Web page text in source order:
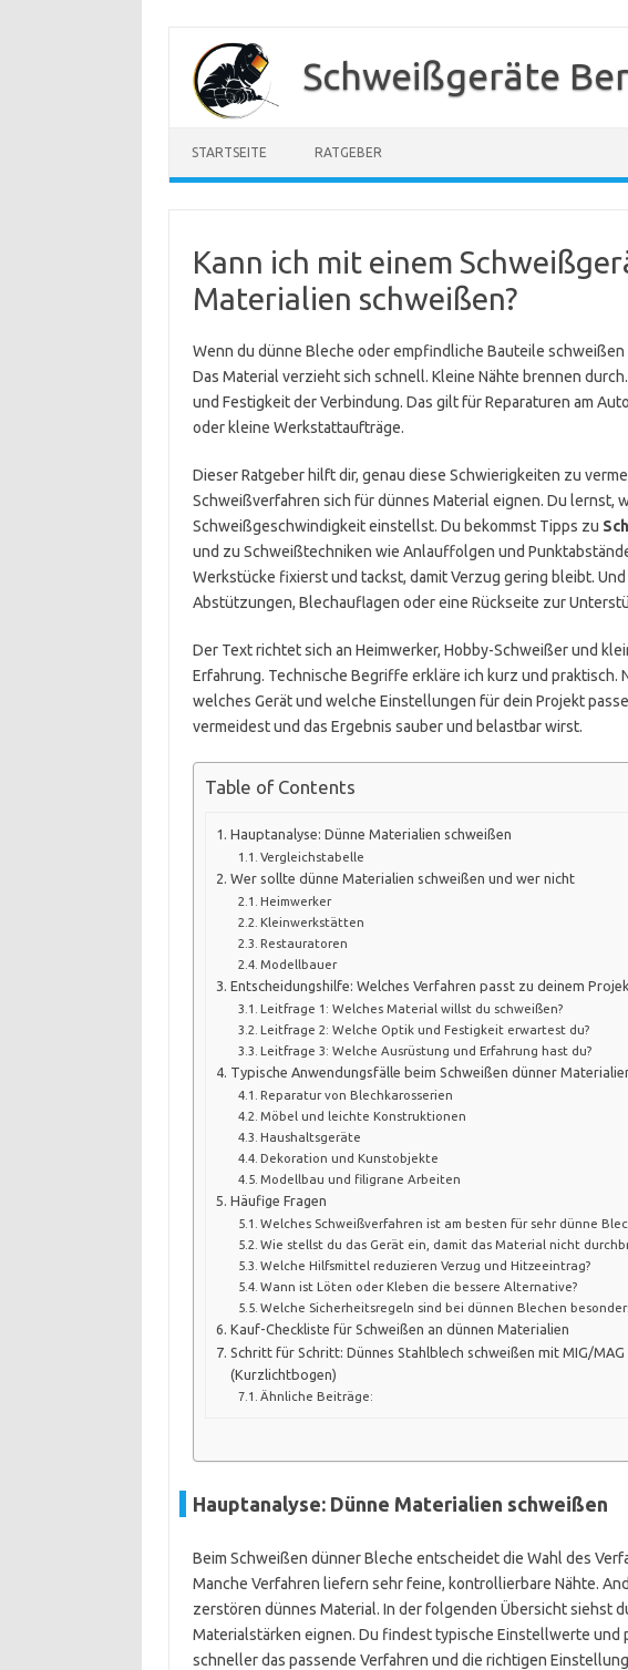
springen
Schweißgeräte
STARTSEITE RATGEBER
Kann ich mit einem
Materialien schweißen?
Wenn du dünne Bleche oder empfindliche Bauteile
Das Material verzieht sich schnell. Kleine Nähte brennen
und Festigkeit der Verbindung. Das gilt für Reparaturen am
oder kleine Werkstattaufträge.
Dieser Ratgeber hilft dir, genau diese Schwierigkeiten zu
Schweißverfahren sich für dünnes Material eignen. Du lernst,
Schweißgeschwindigkeit einstellst. Du bekommst Tipps zu
und zu Schweißtechniken wie Anlauffolgen und
Werkstücke fixierst und tackst, damit Verzug gering bleibt.
Abstützungen, Blechauflagen oder eine Rückseite zur
Der Text richtet sich an Heimwerker, Hobby-Schweißer und
Erfahrung. Technische Begriffe erkläre ich kurz und praktisch.
welches Gerät und welche Einstellungen für dein Projekt
vermeidest und das Ergebnis sauber und belastbar wirst.
Table of Contents
Hauptanalyse: Dünne Materialien schweißen
Vergleichstabelle
Wer sollte dünne Materialien schweißen und wer nicht
Heimwerker
Kleinwerkstätten
Restauratoren
Modellbauer
Entscheidungshilfe: Welches Verfahren passt zu deinem
Leitfrage 1: Welches Material willst du schweißen?
Leitfrage 2: Welche Optik und Festigkeit erwartest du?
Leitfrage 3: Welche Ausrüstung und Erfahrung hast du?
Typische Anwendungsfälle beim Schweißen dünner
Reparatur von Blechkarosserien
Möbel und leichte Konstruktionen
Haushaltsgeräte
Dekoration und Kunstobjekte
Modellbau und filigrane Arbeiten
Häufige Fragen
Welches Schweißverfahren ist am besten für sehr dünne
Wie stellst du das Gerät ein, damit das Material nicht
Welche Hilfsmittel reduzieren Verzug und Hitzeeintrag?
Wann ist Löten oder Kleben die bessere Alternative?
Welche Sicherheitsregeln sind bei dünnen Blechen
Kauf-Checkliste für Schweißen an dünnen Materialien
Schritt für Schritt: Dünnes Stahlblech schweißen mit MIG/MAG
(Kurzlichtbogen)
Ähnliche Beiträge:
Hauptanalyse: Dünne Materialien schweißen
Beim Schweißen dünner Bleche entscheidet die Wahl des
Manche Verfahren liefern sehr feine, kontrollierbare Nähte.
zerstören dünnes Material. In der folgenden Übersicht siehst
Materialstärken eignen. Du findest typische Einstellwerte und
schneller das passende Verfahren und die richtigen